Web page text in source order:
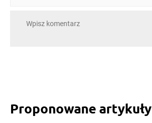
Proponowane artykuły